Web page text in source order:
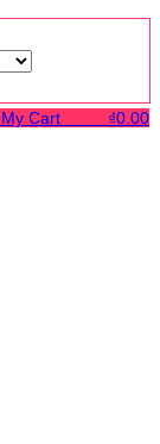
My Cart ₫0.00